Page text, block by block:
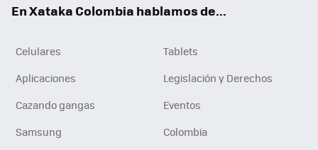
En Xataka Colombia hablamos de...
Celulares
Tablets
Aplicaciones
Legislación y Derechos
Cazando gangas
Eventos
Samsung
Colombia